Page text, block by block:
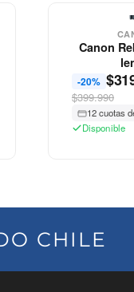
Canon
-20% $
$399.990
12 cuotas
Disponible
CHILE